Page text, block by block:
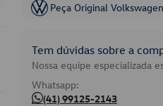
Peça Original Volkswagen
Tem dúvidas sobre a
Nossa equipe especializada
Whatsapp:
(41) 99125-2143